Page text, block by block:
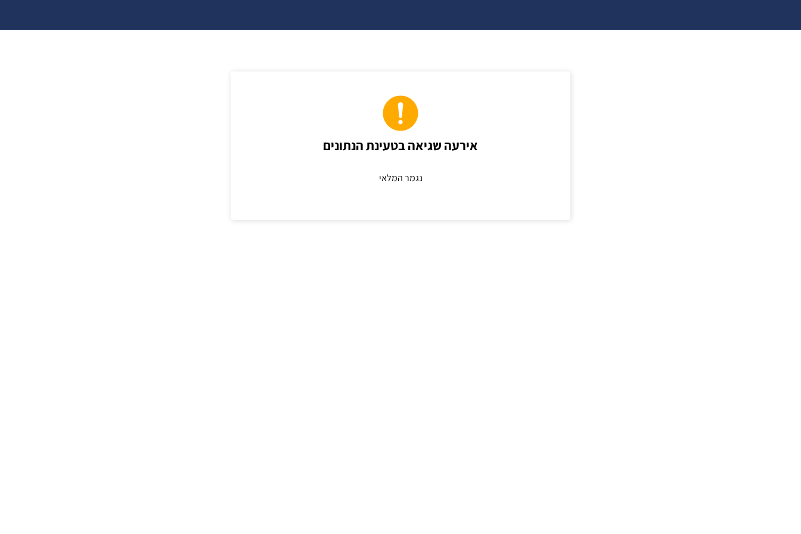
אירעה שגיאה בטעינת הנתונים
נגמר המלאי